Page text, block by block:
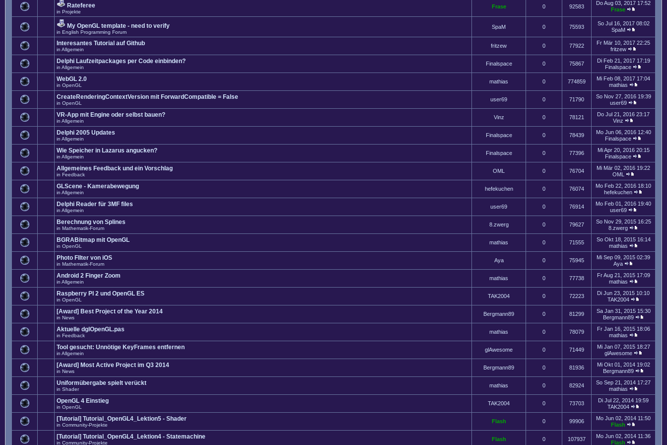
Rateferee
in Projekte
Frase 0 92583
Do Aug 03, 2017 17:52
Frase
My OpenGL template - need to verify
in English Programming Forum
SpaM 0 75593
So Jul 16, 2017 08:02
SpaM
Interesantes Tutorial auf Github
in Allgemein
fritzew 0 77922
Fr Mär 10, 2017 22:25
fritzew
Delphi Laufzeitpackages per Code einbinden?
in Allgemein
Finalspace 0 75867
Di Feb 21, 2017 17:19
Finalspace
WebGL 2.0
in OpenGL
mathias 0 774859
Mi Feb 08, 2017 17:04
mathias
CreateRenderingContextVersion mit ForwardCompatible = False
in OpenGL
user69 0 71790
So Nov 27, 2016 19:39
user69
VR-App mit Engine oder selbst bauen?
in Allgemein
Vinz 0 78121
Do Jul 21, 2016 23:17
Vinz
Delphi 2005 Updates
in Allgemein
Finalspace 0 78439
Mo Jun 06, 2016 12:40
Finalspace
Wie Speicher in Lazarus angucken?
in Allgemein
Finalspace 0 77396
Mi Apr 20, 2016 20:15
Finalspace
Allgemeines Feedback und ein Vorschlag
in Feedback
OML 0 76704
Mi Mär 02, 2016 19:22
OML
GLScene - Kamerabewegung
in Allgemein
hefekuchen 0 76074
Mo Feb 22, 2016 18:10
hefekuchen
Delphi Reader für 3MF files
in Allgemein
user69 0 76914
Mo Feb 01, 2016 19:40
user69
Berechnung von Splines
in Mathematik-Forum
8.zwerg 0 79627
So Nov 29, 2015 16:25
8.zwerg
BGRABitmap mit OpenGL
in OpenGL
mathias 0 71555
So Okt 18, 2015 16:14
mathias
Photo FIlter von iOS
in Mathematik-Forum
Aya 0 75945
Mi Sep 09, 2015 02:39
Aya
Android 2 Finger Zoom
in Allgemein
mathias 0 77738
Fr Aug 21, 2015 17:09
mathias
Raspberry PI 2 und OpenGL ES
in OpenGL
TAK2004 0 72223
Di Jun 23, 2015 10:10
TAK2004
[Award] Best Project of the Year 2014
in News
Bergmann89 0 81299
Sa Jan 31, 2015 15:30
Bergmann89
Aktuelle dglOpenGL.pas
in Feedback
mathias 0 78079
Fr Jan 16, 2015 18:06
mathias
Tool gesucht: Unnötige KeyFrames entfernen
in Allgemein
glAwesome 0 71449
Mi Jan 07, 2015 18:27
glAwesome
[Award] Most Active Project im Q3 2014
in News
Bergmann89 0 81936
Mi Okt 01, 2014 19:02
Bergmann89
Uniformübergabe spielt verückt
in Shader
mathias 0 82924
So Sep 21, 2014 17:27
mathias
OpenGL 4 Einstieg
in OpenGL
TAK2004 0 73703
Di Jul 22, 2014 19:59
TAK2004
[Tutorial] Tutorial_OpenGL4_Lektion5 - Shader
in Community-Projekte
Flash 0 99906
Mo Jun 02, 2014 11:50
Flash
[Tutorial] Tutorial_OpenGL4_Lektion4 - Statemachine
in Community-Projekte
Flash 0 107937
Mo Jun 02, 2014 11:36
Flash